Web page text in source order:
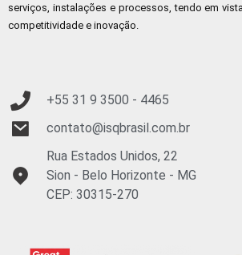
serviços, instalações e processos, tendo em
competitividade e inovação.
+55 31 93500 - 4465
contato@isqbrasil.com.br
Rua Estados Unidos, 22
Sion - Belo Horizonte - MG
CEP: 30315-270